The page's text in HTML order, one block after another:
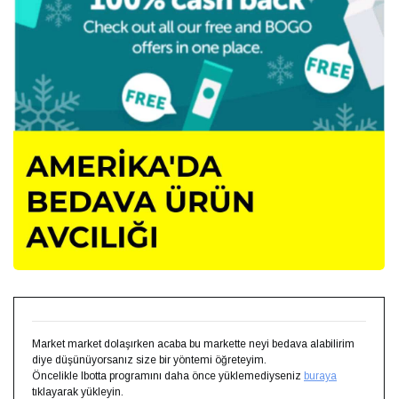
Market market dolaşırken acaba bu markette neyi bedava alabilirim
diye düşünüyorsanız size bir yöntemi öğreteyim.
Öncelikle Ibotta programını daha önce yüklemediyseniz buraya
tıklayarak yükleyin.